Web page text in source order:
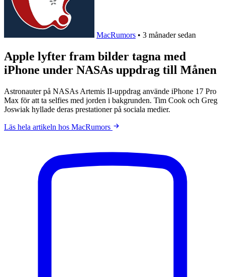
MacRumors • 3 månader sedan
Apple lyfter fram bilder tagna med
iPhone under NASAs uppdrag till Månen
Astronauter på NASAs Artemis II-uppdrag använde iPhone 17 Pro
Max för att ta selfies med jorden i bakgrunden. Tim Cook och Greg
Joswiak hyllade deras prestationer på sociala medier.
Läs hela artikeln hos MacRumors